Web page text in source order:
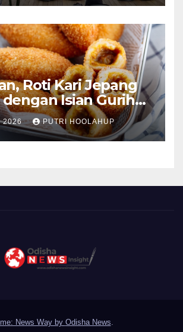
Roti Kari Jepang
dengan Isian Gurih
2026 PUTRI HOOLAHUP
News Way by Odisha News